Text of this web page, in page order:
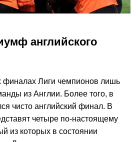
английского
финалах Лиги чемпионов лишь
из Англии. Более того, в
чисто английский финал. В
четыре по-настоящему
из которых в состоянии